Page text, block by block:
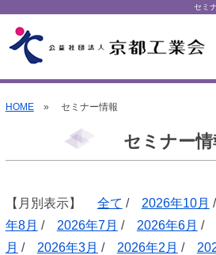
セミ
HOME» セミナー情報
セミナー情
【月別表示】 全て / 2026年10月
年8月 / 2026年7月 / 2026年6月 /
月 / 2026年3月 / 2026年2月 /